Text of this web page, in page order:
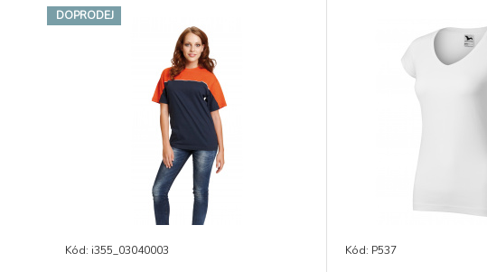
DOPRODEJ
Kód: i355_03040003 Kód: P537